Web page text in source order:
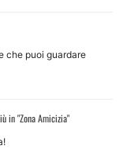
che puoi guardare
in "Zona Amicizia"